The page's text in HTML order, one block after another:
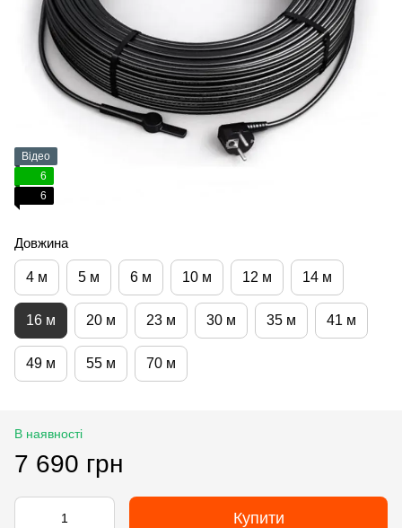
Відео
6
6
Довжина
4 м 5 м 6 м 10 м 12 м 14 м
16 м 20 м 23 м 30 м 35 м 41 м
49 м 55 м 70 м
В наявності
7 690 грн
Купити